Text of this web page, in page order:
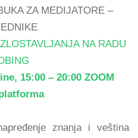
ZA MEDIJATORE –
NA RADU
15:00 – 20:00 ZOOM
znanja i veština